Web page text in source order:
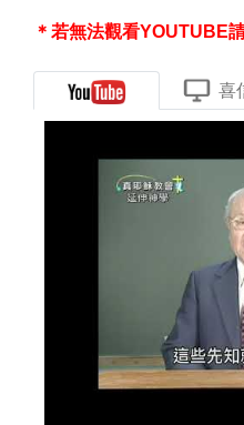
＊若無法觀看YOUTUBE
喜